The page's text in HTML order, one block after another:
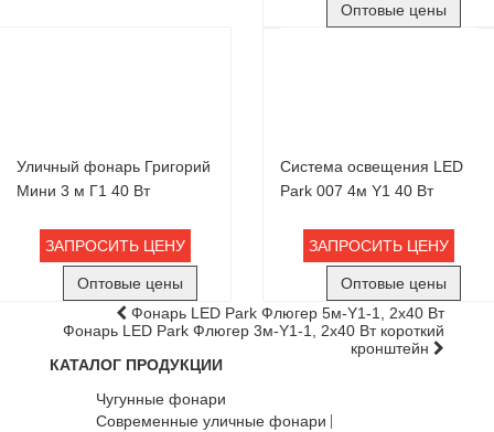
Оптовые цены
Уличный фонарь Григорий
Мини 3 м Г1 40 Вт
ЗАПРОСИТЬ ЦЕНУ
Оптовые цены
Система освещения LED
Park 007 4м Y1 40 Вт
ЗАПРОСИТЬ ЦЕНУ
Оптовые цены
Фонарь LED Park Флюгер 5м-Y1-1, 2х40 Вт
Фонарь LED Park Флюгер 3м-Y1-1, 2х40 Вт короткий
кронштейн
КАТАЛОГ ПРОДУКЦИИ
Чугунные фонари
Современные уличные фонари